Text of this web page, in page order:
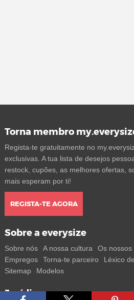
Torna membro
Regista-te gratuitamente no
exclusivas. A tua lista de desejos
restock, cupões, as melhores ofertas,
mais esperam por ti!
REGISTA-TE AGORA
Sobre a everysize
Sobre nós A nossa cultura Os
Empregos
Torna-te parceiro Léxico
Sitemap
Modelos
Jurídico